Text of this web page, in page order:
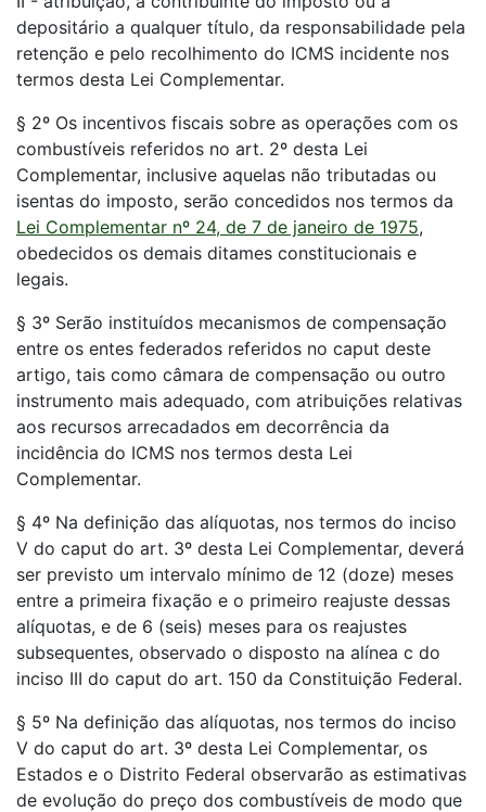
depositário a qualquer título, da responsabilidade pela
retenção e pelo recolhimento do ICMS incidente nos
termos desta Lei Complementar.
§ 2º Os incentivos fiscais sobre as operações com os
combustíveis referidos no art. 2º desta Lei
Complementar, inclusive aquelas não tributadas ou
isentas do imposto, serão concedidos nos termos da
Lei Complementar nº 24, de 7 de janeiro de 1975,
obedecidos os demais ditames constitucionais e
legais.
§ 3º Serão instituídos mecanismos de compensação
entre os entes federados referidos no caput deste
artigo, tais como câmara de compensação ou outro
instrumento mais adequado, com atribuições relativas
aos recursos arrecadados em decorrência da
incidência do ICMS nos termos desta Lei
Complementar.
§ 4º Na definição das alíquotas, nos termos do inciso
V do caput do art. 3º desta Lei Complementar, deverá
ser previsto um intervalo mínimo de 12 (doze) meses
entre a primeira fixação e o primeiro reajuste dessas
alíquotas, e de 6 (seis) meses para os reajustes
subsequentes, observado o disposto na alínea c do
inciso III do caput do art. 150 da Constituição Federal.
§ 5º Na definição das alíquotas, nos termos do inciso
V do caput do art. 3º desta Lei Complementar, os
Estados e o Distrito Federal observarão as estimativas
de evolução do preço dos combustíveis de modo que